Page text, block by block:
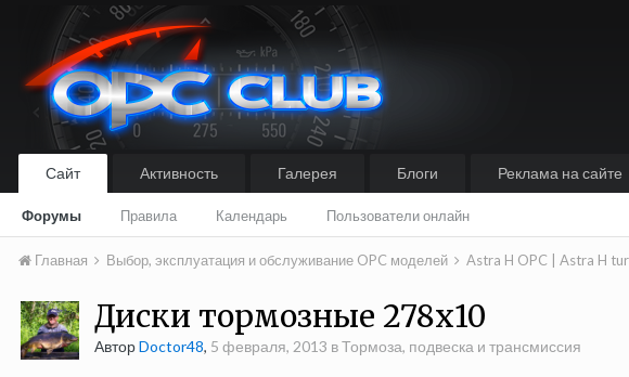
Сайт
Форумы Правила Календарь Пользователи онлайн
Активность Галерея Блоги Реклама на сайте
Главная Выбор, эксплуатация и обслуживание OPC моделей Astra H OPC | Astra H
Диски тормозные 278х10
АвторDoctor48, 5 февраля, 2013 вТормоза, подвеска и трансмиссия